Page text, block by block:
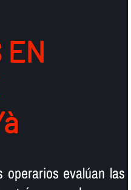
EN
operarios evalúan las